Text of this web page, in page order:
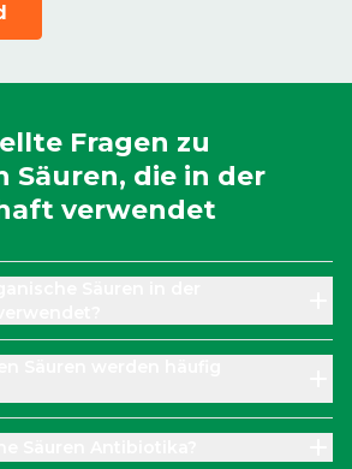
Fragen zu
Säuren, die in der
verwendet